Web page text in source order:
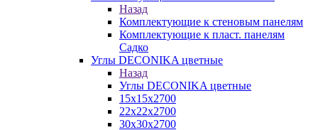
Назад
Комплектующие к стеновым панелям
Комплектующие к пласт. панелям
Садко
Углы DECONIKA цветные
Назад
Углы DECONIKA цветные
15х15х2700
22х22х2700
30х30х2700